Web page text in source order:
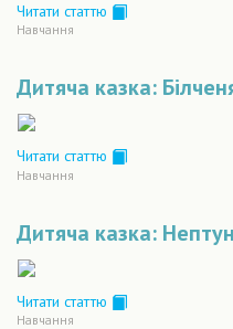
Читати статтю
Навчання
Дитяча казка:
Читати статтю
Навчання
Дитяча казка:
Читати статтю
Навчання